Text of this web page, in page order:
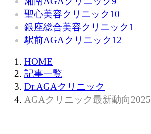
聖心美容クリニック10
銀座総合美容クリニック1
駅前AGAクリニック12
HOME
記事一覧
Dr.AGAクリニック
AGAクリニック最新動向2025